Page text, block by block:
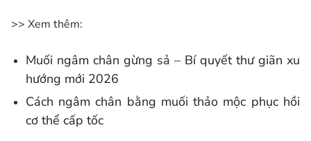
>> Xem thêm:
Muối ngâm chân gừng sả – Bí quyết thư giãn xu
hướng mới 2026
Cách ngâm chân bằng muối thảo mộc phục hồi
cơ thể cấp tốc